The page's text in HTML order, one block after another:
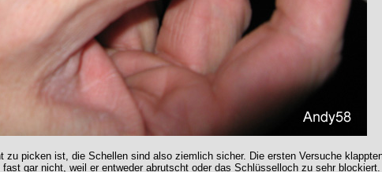
picken ist, die Schellen sind also ziemlich sicher. Die ersten Versuche
gar nicht, weil er entweder abrutscht oder das Schlüsselloch zu sehr